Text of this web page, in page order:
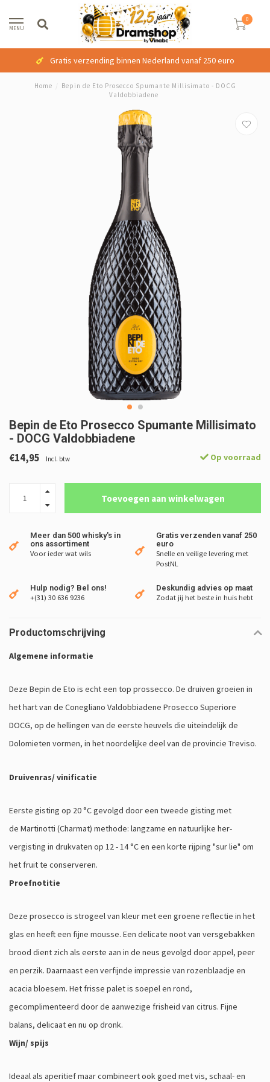
MENU
0
Gratis verzending binnen Nederland vanaf 250 euro
Home
Bepin de Eto Prosecco Spumante Millisimato - DOCG
Valdobbiadene
Bepin de Eto Prosecco Spumante Millisimato
- DOCG Valdobbiadene
€14,95 Incl. btw Op voorraad
Toevoegen aan winkelwagen
Meer dan 500 whisky's in
ons assortiment
Voor ieder wat wils
Gratis verzenden vanaf 250
euro
Snelle en veilige levering met
PostNL
Hulp nodig? Bel ons!
+(31) 30 636 9236
Deskundig advies op maat
Zodat jij het beste in huis hebt
Productomschrijving
Algemene informatie
Deze Bepin de Eto is echt een top prossecco. De druiven groeien in
het hart van de Conegliano Valdobbiadene Prosecco Superiore
DOCG, op de hellingen van de eerste heuvels die uiteindelijk de
Dolomieten vormen, in het noordelijke deel van de provincie Treviso.
Druivenras/ vinificatie
Eerste gisting op 20 °C gevolgd door een tweede gisting met
de Martinotti (Charmat) methode: langzame en natuurlijke her-
vergisting in drukvaten op 12 - 14 °C en een korte rijping "sur lie" om
het fruit te conserveren.
Proefnotitie
Deze prosecco is strogeel van kleur met een groene reflectie in het
glas en heeft een fijne mousse. Een delicate noot van versgebakken
brood dient zich als eerste aan in de neus gevolgd door appel, peer
en perzik. Daarnaast een verfijnde impressie van rozenblaadje en
acacia bloesem. Het frisse palet is soepel en rond,
gecomplimenteerd door de aanwezige frisheid van citrus. Fijne
balans, delicaat en nu op dronk.
Wijn/ spijs
Ideaal als aperitief maar combineert ook goed met vis, schaal- en